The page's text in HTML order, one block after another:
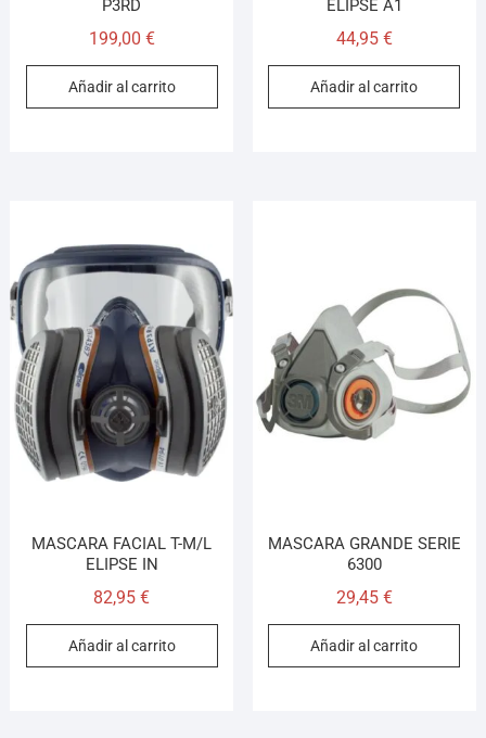
P3RD
199,00 €
Añadir al carrito
ELIPSE A1
44,95 €
Añadir al carrito
MASCARA FACIAL T-M/L
ELIPSE IN
82,95€
Añadir al carrito
MASCARA GRANDE SERIE
6300
29,45 €
Añadir al carrito